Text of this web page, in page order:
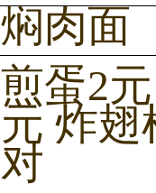
焖肉面
煎蛋2
元 炸翅
对